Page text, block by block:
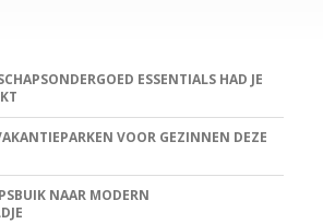
ESSENTIALS HAD JE
VOOR GEZINNEN DEZE
NAAR MODERN